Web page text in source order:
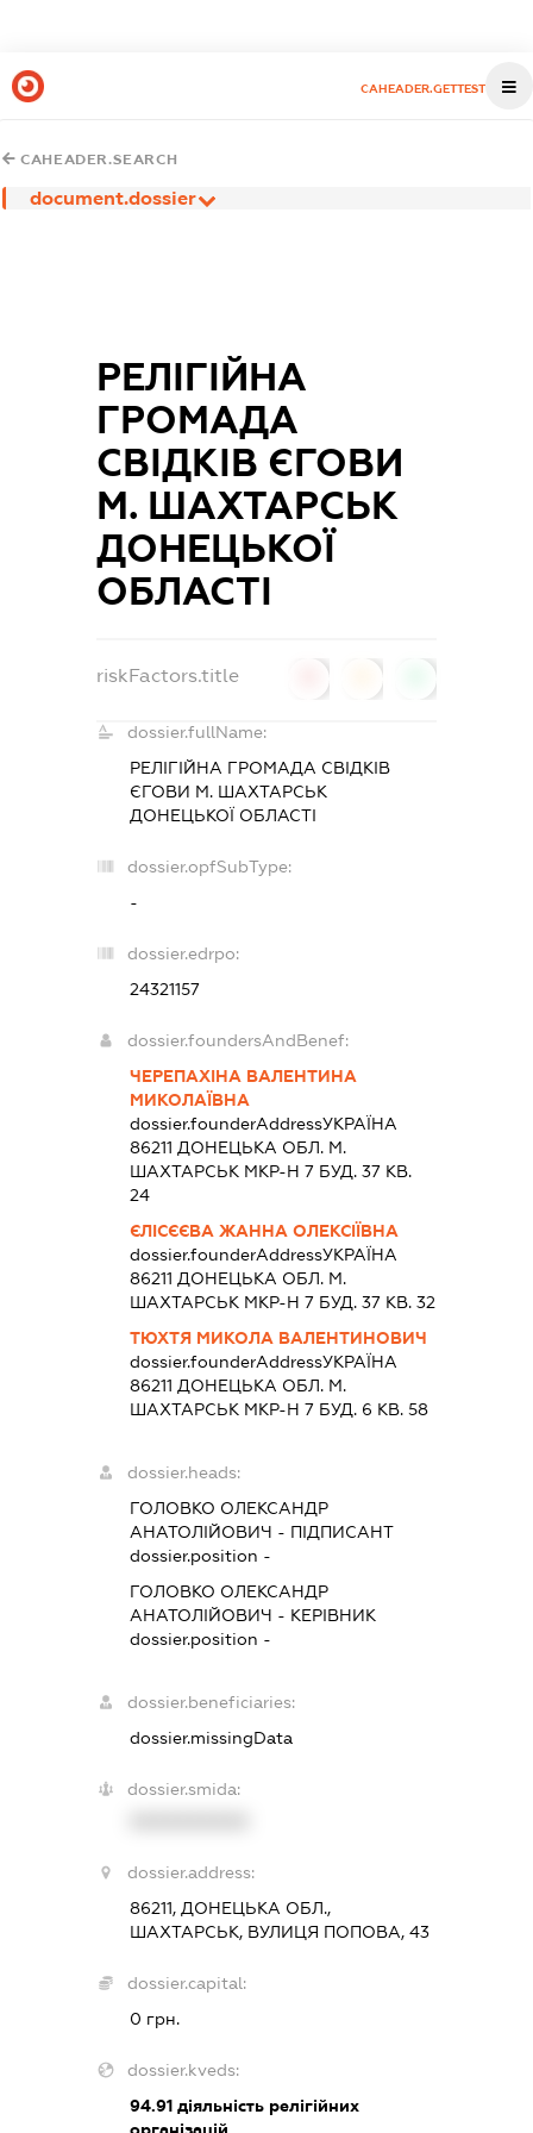
CAHEADER.GETTEST
CAHEADER.SEARCH
document.dossier
РЕЛІГІЙНА
ГРОМАДА
СВІДКІВ ЄГОВИ
М. ШАХТАРСЬК
ДОНЕЦЬКОЇ
ОБЛАСТІ
riskFactors.title
dossier.fullName:
РЕЛІГІЙНА ГРОМАДА СВІДКІВ
ЄГОВИ М. ШАХТАРСЬК
ДОНЕЦЬКОЇ ОБЛАСТІ
dossier.opfSubType:
-
dossier.edrpo:
24321157
dossier.foundersAndBenef:
ЧЕРЕПАХІНА ВАЛЕНТИНА
МИКОЛАЇВНА
dossier.founderAddressУКРАЇНА
86211 ДОНЕЦЬКА ОБЛ. М.
ШАХТАРСЬК МКР-Н 7 БУД. 37 КВ.
24
ЄЛІСЄЄВА ЖАННА ОЛЕКСІЇВНА
dossier.founderAddressУКРАЇНА
86211 ДОНЕЦЬКА ОБЛ. М.
ШАХТАРСЬК МКР-Н 7 БУД. 37 КВ. 32
ТЮХТЯ МИКОЛА ВАЛЕНТИНОВИЧ
dossier.founderAddressУКРАЇНА
86211 ДОНЕЦЬКА ОБЛ. М.
ШАХТАРСЬК МКР-Н 7 БУД. 6 КВ. 58
dossier.heads:
ГОЛОВКО ОЛЕКСАНДР
АНАТОЛІЙОВИЧ - ПІДПИСАНТ
dossier.position -
ГОЛОВКО ОЛЕКСАНДР
АНАТОЛІЙОВИЧ - КЕРІВНИК
dossier.position -
dossier.beneficiaries:
dossier.missingData
dossier.smida:
dossier.address:
86211, ДОНЕЦЬКА ОБЛ.,
ШАХТАРСЬК, ВУЛИЦЯ ПОПОВА, 43
dossier.capital:
0 грн.
dossier.kveds:
94.91 діяльність релігійних